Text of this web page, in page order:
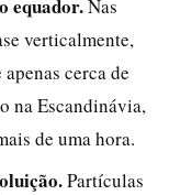
equador.Nas
verticalmente,
cerca de
na Escandinávia,
de uma hora.
Partículas